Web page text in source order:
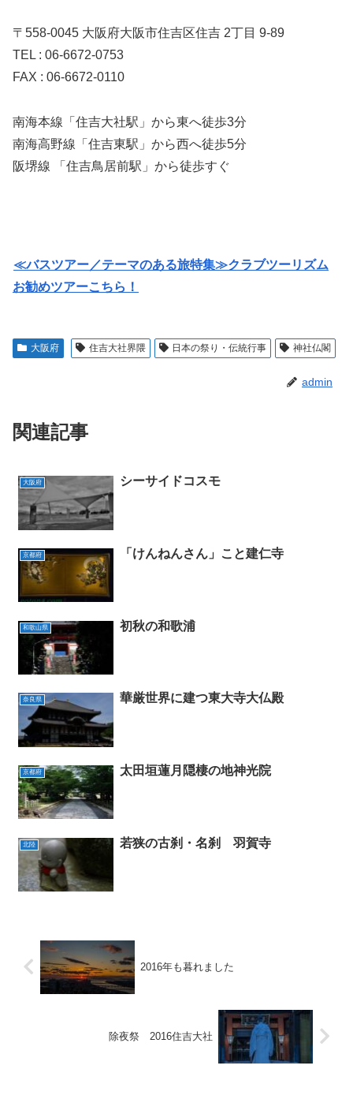
〒558-0045 大阪府大阪市住吉区住吉 2丁目 9-89
TEL : 06-6672-0753
FAX : 06-6672-0110
南海本線「住吉大社駅」から東へ徒歩3分
南海高野線「住吉東駅」から西へ徒歩5分
阪堺線 「住吉鳥居前駅」から徒歩すぐ
≪バスツアー／テーマのある旅特集≫クラブツーリズム
お勧めツアーこちら！
大阪府 住吉大社界隈 日本の祭り・伝統行事 神社仏閣
admin
関連記事
大阪府 シーサイドコスモ
京都府 「けんねんさん」こと建仁寺
和歌山県 初秋の和歌浦
奈良県 華厳世界に建つ東大寺大仏殿
京都府 太田垣蓮月隠棲の地神光院
北陸 若狭の古刹・名刹 羽賀寺
2016年も暮れました
除夜祭 2016住吉大社